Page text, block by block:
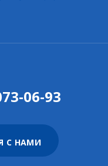
06-93
С НАМИ